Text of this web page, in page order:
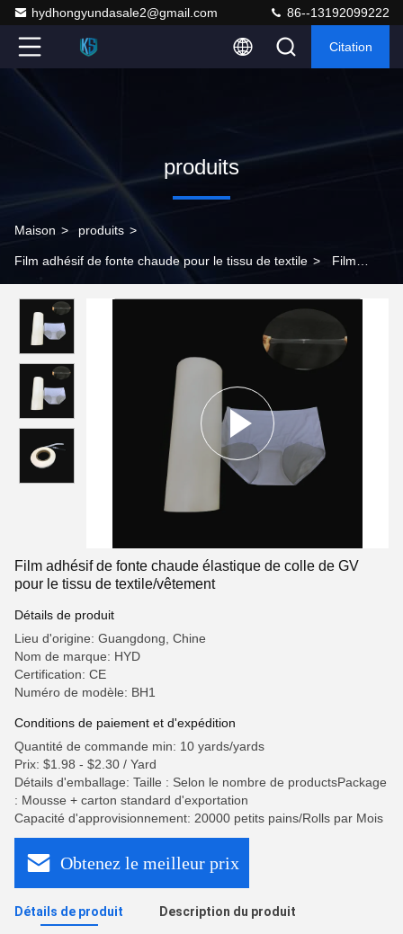
hydhongyundasale2@gmail.com 86--13192099222
Citation
produits
Maison > produits >
Film adhésif de fonte chaude pour le tissu de textile > Film
textile/vêtement
Film adhésif de fonte chaude élastique de colle de GV
pour le tissu de textile/vêtement
Détails de produit
Lieu d'origine: Guangdong, Chine
Nom de marque: HYD
Certification: CE
Numéro de modèle: BH1
Conditions de paiement et d'expédition
Quantité de commande min: 10 yards/yards
Prix: $1.98 - $2.30 / Yard
Détails d'emballage: Taille : Selon le nombre de productsPackage
: Mousse + carton standard d'exportation
Capacité d'approvisionnement: 20000 petits pains/Rolls par Mois
Obtenez le meilleur prix
Détails de produit Description du produit